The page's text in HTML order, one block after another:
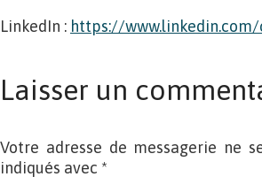
LinkedIn : https://
Laisser un
Votre adresse de messagerie ne
indiqués avec *